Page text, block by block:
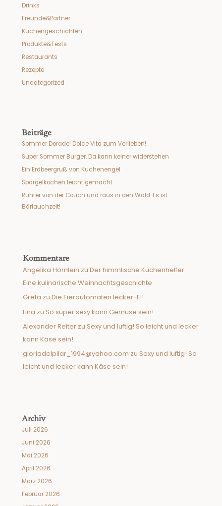
Drinks
Freunde&Partner
Küchengeschichten
Produkte&Tests
Restaurants
Rezepte
Uncategorized
Beiträge
Sommer Dorade! Dolce Vita zum Verlieben!
Super Sommer Burger. Da kann keiner widerstehen
Ein Erdbeergruß von Kuchenengel
Spargelkochen leicht gemacht
Runter von der Couch und raus in den Wald. Es ist
Bärlauchzeit!
Kommentare
Angelika Hörnlein zu Der himmlische Küchenhelfer.
Eine kulinarische Weihnachtsgeschichte
Greta zu Die Eierautomaten lecker-Ei!
Lina zu So super sexy kann Gemüse sein!
Alexander Reiter zu Sexy und luftig! So leicht und lecker
kann Käse sein!
gloriadelpilar_1994@yahoo.com zu Sexy und luftig! So
leicht und lecker kann Käse sein!
Archiv
Juli 2026
Juni 2026
Mai 2026
April 2026
März 2026
Februar 2026